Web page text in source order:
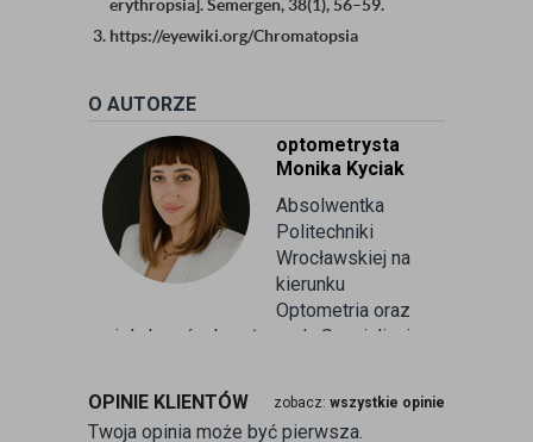
erythropsia]. Semergen, 38(1), 56–59.
https://eyewiki.org/Chromatopsia
O AUTORZE
optometrysta
Monika Kyciak
Absolwentka
Politechniki
Wrocławskiej na
kierunku
Optometria oraz
wielu kursów branżowych. Specjalizuje
kontaktologii, czyli dobieraniu
soczewek kontaktowych miękkich. Od
OPINIE KLIENTÓW zobacz: wszystkie opinie
Twoja opinia może być pierwsza.